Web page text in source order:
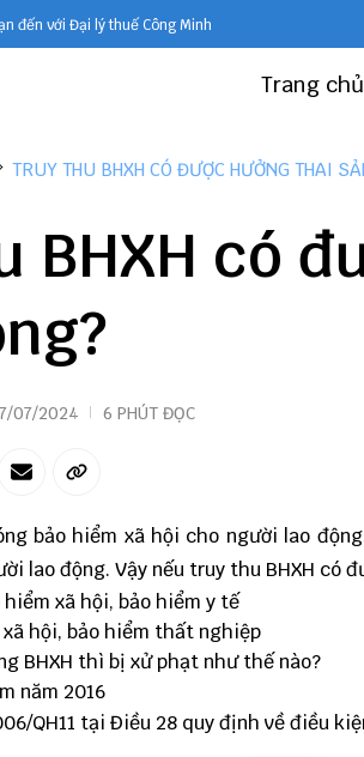
đến với Đại lý thuế Công Minh
Trang chủ
TRUY THU BHXH CÓ ĐƯỢC HƯỞNG THAI
BHXH có
07/2024 6 PHÚT ĐỌC
bảo hiểm xã hội cho người lao
lao động. Vậy nếu truy thu BHXH có
xã hội, bảo hiểm y tế
hội, bảo hiểm thất nghiệp
BHXH thì bị xử phạt như thế nào?
năm 2016
QH11 tại Điều 28 quy định về điều